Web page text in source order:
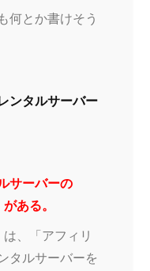
何とか書けそう
ンタルサーバー
サーバーの
ある。
、「アフィリ
タルサーバーを